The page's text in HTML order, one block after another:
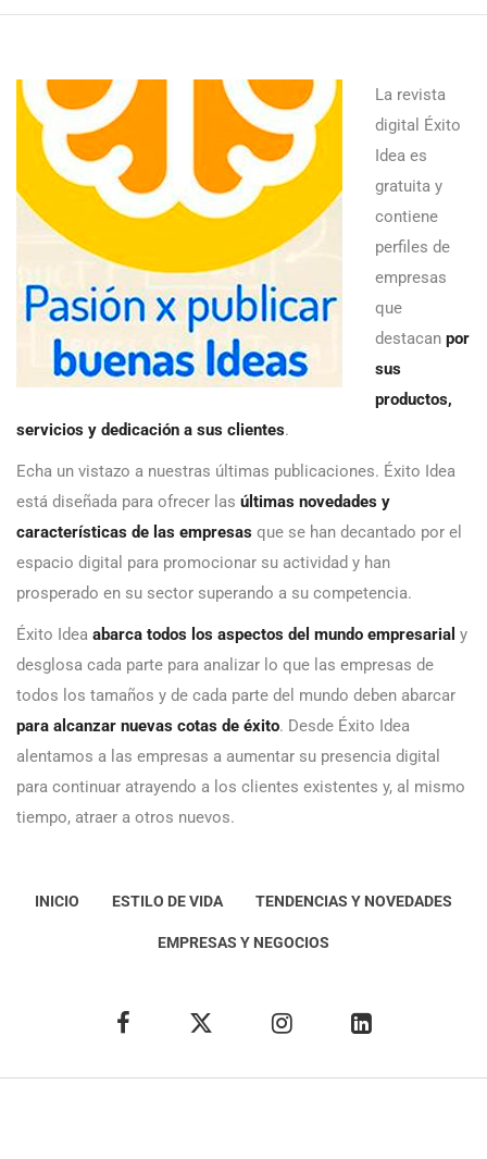
La revista
digital Éxito
Idea es
gratuita y
contiene
perfiles de
empresas
que
destacan por
sus
productos,
servicios y dedicación a sus clientes.
Echa un vistazo a nuestras últimas publicaciones. Éxito Idea
está diseñada para ofrecer las últimas novedades y
características de las empresas que se han decantado por el
espacio digital para promocionar su actividad y han
prosperado en su sector superando a su competencia.
Éxito Idea abarca todos los aspectos del mundo empresarial y
desglosa cada parte para analizar lo que las empresas de
todos los tamaños y de cada parte del mundo deben abarcar
para alcanzar nuevas cotas de éxito. Desde Éxito Idea
alentamos a las empresas a aumentar su presencia digital
para continuar atrayendo a los clientes existentes y, al mismo
tiempo, atraer a otros nuevos.
INICIO ESTILO DE VIDA TENDENCIAS Y NOVEDADES
EMPRESAS Y NEGOCIOS